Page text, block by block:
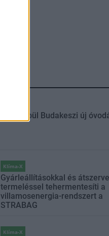
Fából épül Budakeszi új
Klíma-X
Gyárleállításokkal és
termeléssel tehermentesíti a
villamosenergia-rendszert a
STRABAG
Klíma-X